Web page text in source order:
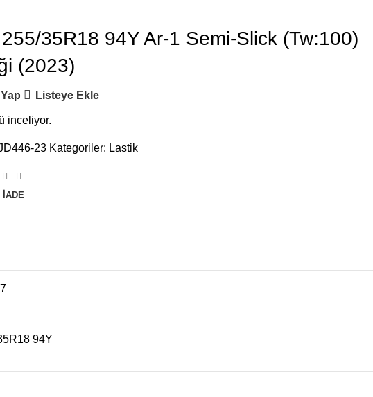
35R18 94Y Ar-1 Semi-Slick (Tw:100)
(2023)
Listeye Ekle
inceliyor.
23 Kategoriler: Lastik
İADE
94Y